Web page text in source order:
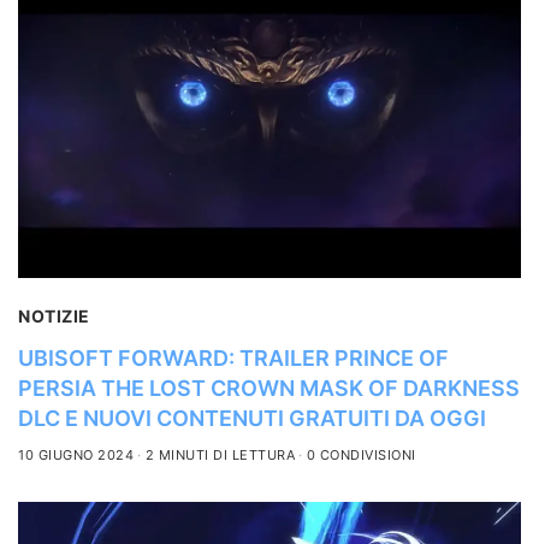
NOTIZIE
UBISOFT FORWARD: TRAILER PRINCE OF
PERSIA THE LOST CROWN MASK OF DARKNESS
DLC E NUOVI CONTENUTI GRATUITI DA OGGI
10 GIUGNO 2024 2 MINUTI DI LETTURA 0 CONDIVISIONI